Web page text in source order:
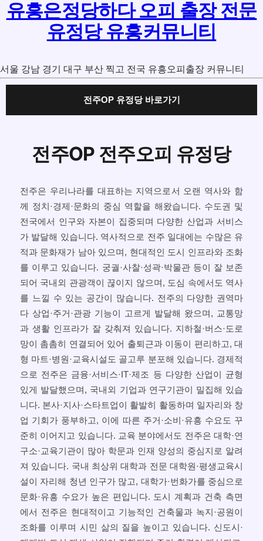
유흥은정당하다 오피 출장 전문
유정당 유흥커뮤니티
서울 강남 경기 대구 부산 찍고 전국 유흥오피출장 커뮤니티
전주OP 유정당 바로가기
전주OP 전주오피 유정당
전주은 우리나라를 대표하는 지역으로서 오랜 역사와 함
께 정치·경제·문화의 중심 역할을 해왔습니다. 수도권 및
전국에서 인구와 자본이 집중되며 다양한 산업과 서비스
가 발달해 있습니다. 역사적으로 전주 일대에는 수많은 유
적과 문화재가 남아 있으며, 현대적인 도시 인프라와 조화
를 이루고 있습니다. 궁궐·사찰·성곽·박물관 등이 잘 보존
되어 국내외 관광객이 끊이지 않으며, 도심 속에서도 역사
를 느낄 수 있는 공간이 많습니다. 전주의 다양한 권역마
다 상업·주거·관광 기능이 고르게 발달해 왔으며, 교통망
과 생활 인프라가 잘 갖춰져 있습니다. 지하철·버스·도로
망이 촘촘히 연결되어 있어 출퇴근과 이동이 편리하고, 대
형 마트·병원·교육시설도 골고루 분포해 있습니다. 경제적
으로 전주은 금융·서비스·IT·제조 등 다양한 산업이 균형
있게 발달했으며, 국내외 기업과 연구기관이 밀집해 있습
니다. 본사·지사·스타트업이 활발히 활동하며 일자리와 창
업 기회가 풍부하고, 이에 따른 주거·소비·유흥 수요도 꾸
준히 이어지고 있습니다. 교육 분야에서도 전주은 대학·연
구소·교육기관이 많아 학문과 인재 양성의 중심지로 알려
져 있습니다. 국내 최상위 대학과 전문 대학원·평생교육시
설이 자리해 청년 인구가 많고, 대학가·번화가를 중심으로
문화·유흥 수요가 높은 편입니다. 도시 계획과 건축 측면
에서 전주은 현대적이고 기능적인 건축물과 녹지·공원이
조화를 이루며 시민 삶의 질을 높이고 있습니다. 신도시·